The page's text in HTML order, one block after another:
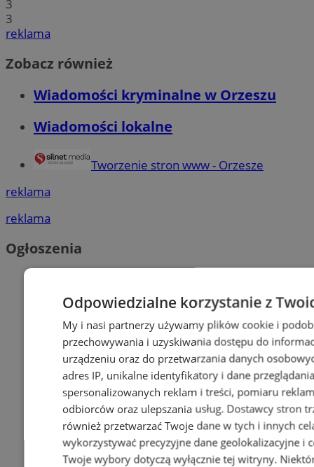
3
3
reklama
Zobacz również
Wiadomości kryminalne w Orzeszu
Wiadomości lokalne
Tworzenie stron www - Orzesze
reklama
reklama
Ogłoszenia
Odpowiedzialne korzystanie z
My i nasi partnerzy używamy plików cookie i
przechowywania i uzyskiwania dostępu do
urządzeniu oraz do przetwarzania danych
adres IP, unikalne identyfikatory i dane
spersonalizowanych reklam i treści, pomiaru
odbiorców oraz ulepszania usług. Dostawcy stron
również przetwarzać Twoje dane w tych i innych
wykorzystywać precyzyjne dane geolokalizacyjne i
Twoje wybory dotyczą wyłącznie tej witryny.